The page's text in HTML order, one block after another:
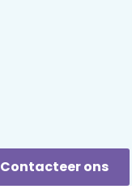
Contacteer ons